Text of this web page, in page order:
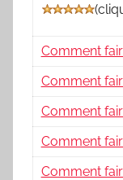
(
Comment
Comment
Comment
Comment
Comment